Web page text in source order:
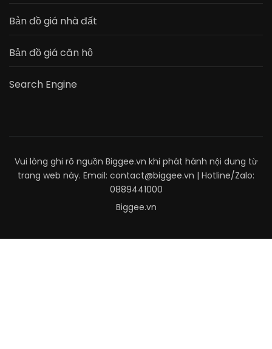
Bản đồ giá nhà đất
Bản đồ giá căn hộ
Search Engine
Vui lòng ghi rõ nguồn Biggee.vn khi phát hành nội dung từ
trang web này. Email: contact@biggee.vn | Hotline/Zalo:
0889441000
Biggee.vn